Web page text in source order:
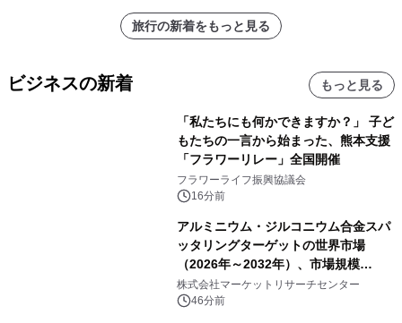
旅行の新着をもっと見る
ビジネスの新着 もっと見る
「私たちにも何かできますか？」 子ど
もたちの一言から始まった、熊本支援
「フラワーリレー」全国開催
フラワーライフ振興協議会
16分前
アルミニウム・ジルコニウム合金スパ
ッタリングターゲットの世界市場
（2026年～2032年）、市場規模
（0.995、0.999、その他）・分析レポ
ートを発表
株式会社マーケットリサーチセンター
46分前